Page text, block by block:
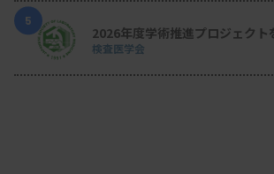
も、POCTの品質保証において中心
すことが期待されます。
5
2026年度学術推進プロジェクト
検査医学会